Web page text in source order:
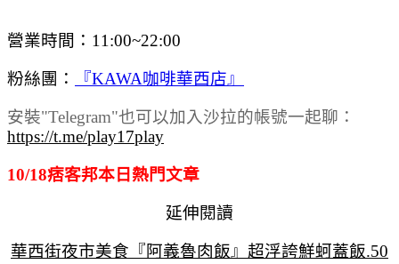
營業時間：11:00~22:00
粉絲團： 『KAWA咖啡華西店』
安裝"Telegram"也可以加入沙拉的帳號一起聊：
https://t.me/play17play
10/18痞客邦本日熱門文章
延伸閱讀
華西街夜市美食『阿義魯肉飯』超浮誇鮮蚵蓋飯.50